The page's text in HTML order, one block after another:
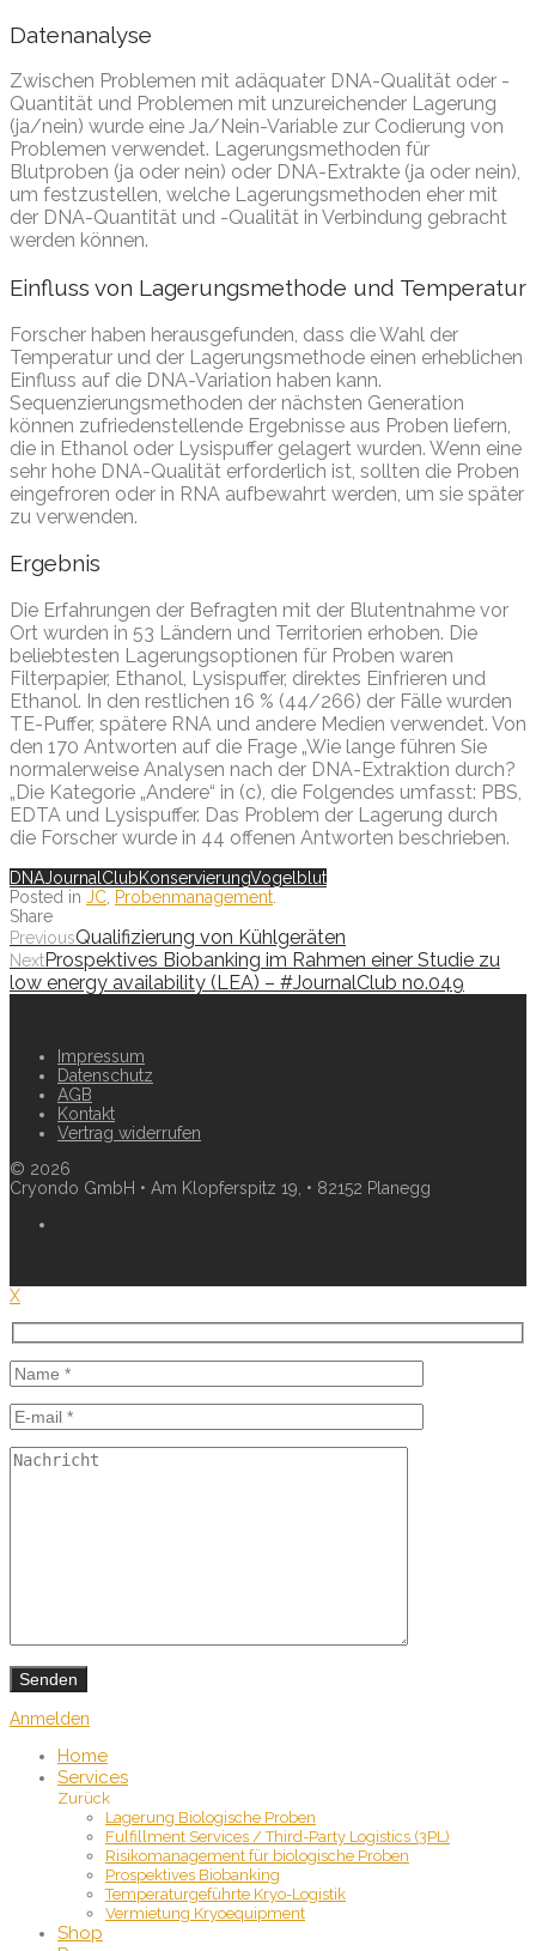
Datenanalyse
Zwischen Problemen mit adäquater DNA-Qualität oder -
Quantität und Problemen mit unzureichender Lagerung
(ja/nein) wurde eine Ja/Nein-Variable zur Codierung von
Problemen verwendet. Lagerungsmethoden für
Blutproben (ja oder nein) oder DNA-Extrakte (ja oder nein),
um festzustellen, welche Lagerungsmethoden eher mit
der DNA-Quantität und -Qualität in Verbindung gebracht
werden können.
Einfluss von Lagerungsmethode und Temperatur
Forscher haben herausgefunden, dass die Wahl der
Temperatur und der Lagerungsmethode einen erheblichen
Einfluss auf die DNA-Variation haben kann.
Sequenzierungsmethoden der nächsten Generation
können zufriedenstellende Ergebnisse aus Proben liefern,
die in Ethanol oder Lysispuffer gelagert wurden. Wenn eine
sehr hohe DNA-Qualität erforderlich ist, sollten die Proben
eingefroren oder in RNA aufbewahrt werden, um sie später
zu verwenden.
Ergebnis
Die Erfahrungen der Befragten mit der Blutentnahme vor
Ort wurden in 53 Ländern und Territorien erhoben. Die
beliebtesten Lagerungsoptionen für Proben waren
Filterpapier, Ethanol, Lysispuffer, direktes Einfrieren und
Ethanol. In den restlichen 16 % (44/266) der Fälle wurden
TE-Puffer, spätere RNA und andere Medien verwendet. Von
den 170 Antworten auf die Frage „Wie lange führen Sie
normalerweise Analysen nach der DNA-Extraktion durch?
„Die Kategorie „Andere“ in (c), die Folgendes umfasst: PBS,
EDTA und Lysispuffer. Das Problem der Lagerung durch
die Forscher wurde in 44 offenen Antworten beschrieben.
DNAJournalClubKonservierungVogelblut
Posted in JC Probenmanagement
Share
PreviousQualifizierung von Kühlgeräten
NextProspektives Biobanking im Rahmen einer Studie zu
low energy availability (LEA) – #JournalClub no.049
Impressum
Datenschutz
AGB
Kontakt
Vertrag widerrufen
© 2026
Cryondo GmbH • Am Klopferspitz 19, • 82152 Planegg
X
Anmelden
Home
Services
Zurück
Lagerung Biologische Proben
Fulfillment Services / Third-Party Logistics (3PL)
Risikomanagement für biologische Proben
Prospektives Biobanking
Temperaturgeführte Kryo-Logistik
Vermietung Kryoequipment
Shop